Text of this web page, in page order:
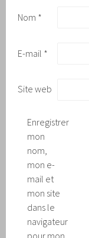
Nom *
E-mail *
Site web
Enregistrer
mon
nom,
mon e-
mail et
mon site
dans le
navigateur
pour mon